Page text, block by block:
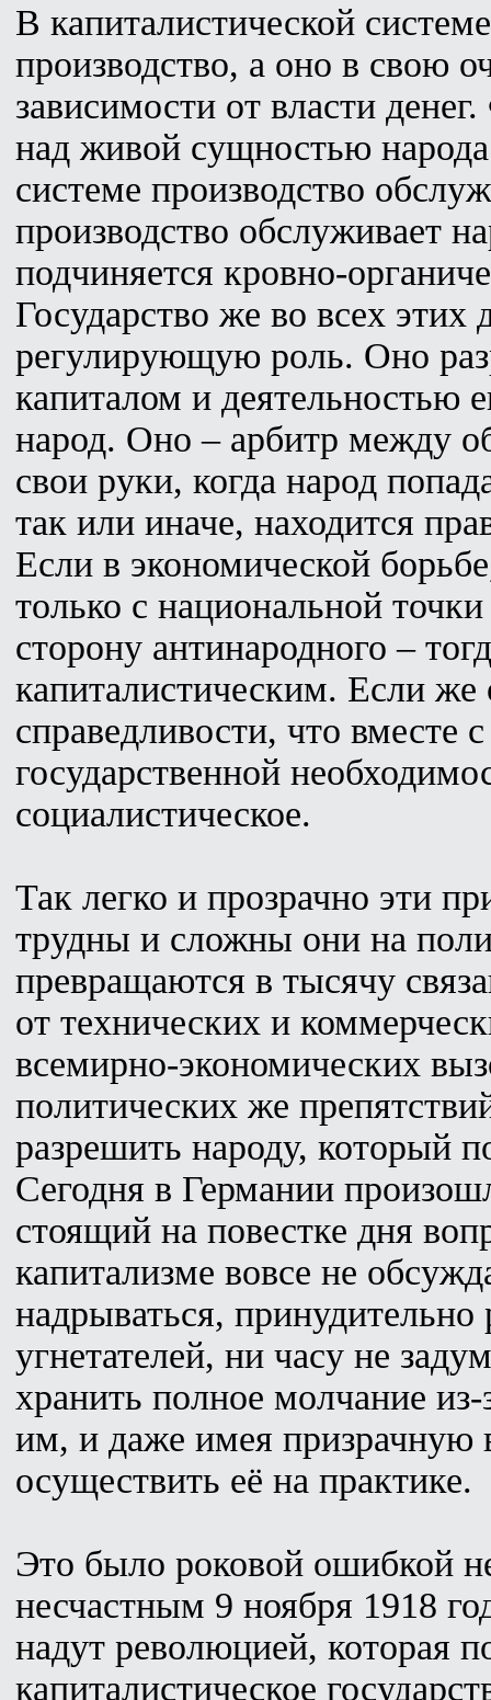
В капиталистической
производство, а оно в свою
зависимости от власти
над живой сущностью
системе производство
производство обслуживает
подчиняется кровно-
Государство же во всех
регулирующую роль. Оно
капиталом и деятельностью
народ. Оно – арбитр между
свои руки, когда народ
так или иначе, находится
Если в экономической
только с национальной
сторону антинародного –
капиталистическим. Если же
справедливости, что вместе
государственной
социалистическое.
Так легко и прозрачно эти
трудны и сложны они на
превращаются в тысячу
от технических и
всемирно-экономических
политических же
разрешить народу, который
Сегодня в Германии
стоящий на повестке дня
капитализме вовсе не
надрываться,
угнетателей, ни часу не
хранить полное молчание
им, и даже имея
осуществить её на практике.
Это было роковой ошибкой
несчастным 9 ноября 1918
надут революцией, которая
капиталистическое